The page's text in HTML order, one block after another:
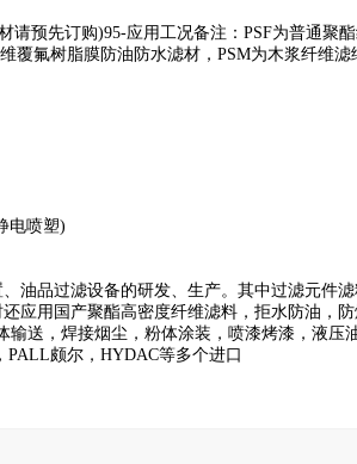
预先订购)95-应用工况备注：PSF为普通聚
覆氟树脂膜防油防水滤材，PSM为木浆纤维滤
电喷塑)
油品过滤设备的研发、生产。其中过滤元件
应用国产聚酯高密度纤维滤料，拒水防油，
送，焊接烟尘，粉体涂装，喷漆烤漆，液压
颇尔，HYDAC等多个进口